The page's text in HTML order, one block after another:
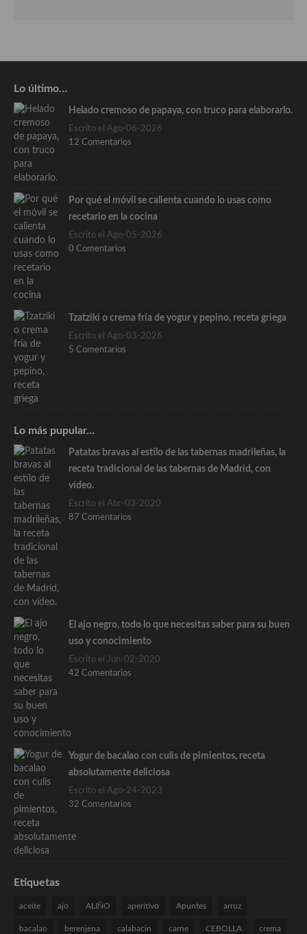
Lo último…
Helado cremoso de papaya, con truco para elaborarlo.
Escrito el Ago-06-2026
12 Comentarios
Por qué el móvil se calienta cuando lo usas como
recetario en la cocina
Escrito el Ago-05-2026
0 Comentarios
Tzatziki o crema fría de yogur y pepino, receta griega
Escrito el Ago-03-2026
5 Comentarios
Lo más pupular…
Patatas bravas al estilo de las tabernas madrileñas, la
receta tradicional de las tabernas de Madrid, con
vídeo.
Escrito el Abr-03-2020
87 Comentarios
El ajo negro, todo lo que necesitas saber para su buen
uso y conocimiento
Escrito el Jun-02-2020
42 Comentarios
Yogur de bacalao con culis de pimientos, receta
absolutamente deliciosa
Escrito el Ago-24-2023
32 Comentarios
Etiquetas
aceite ajo ALIÑO aperitivo Apuntes arroz
bacalao berenjena calabacin carne CEBOLLA crema